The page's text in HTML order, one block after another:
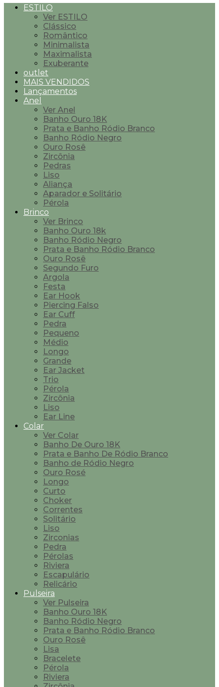
ESTILO
Ver ESTILO
Clássico
Romântico
Minimalista
Maximalista
Exuberante
outlet
MAIS VENDIDOS
Lançamentos
Anel
Ver Anel
Banho Ouro 18K
Prata e Banho Ródio Branco
Banho Ródio Negro
Ouro Rosê
Zircônia
Pedras
Liso
Aliança
Aparador e Solitário
Pérola
Brinco
Ver Brinco
Banho Ouro 18k
Banho Ródio Negro
Prata e Banho Ródio Branco
Ouro Rosê
Segundo Furo
Argola
Festa
Ear Hook
Piercing Falso
Ear Cuff
Pedra
Pequeno
Médio
Longo
Grande
Ear Jacket
Trio
Pérola
Zircônia
Liso
Ear Line
Colar
Ver Colar
Banho De Ouro 18K
Prata e Banho De Ródio Branco
Banho de Ródio Negro
Ouro Rosé
Longo
Curto
Choker
Correntes
Solitário
Liso
Zirconias
Pedra
Pérolas
Riviera
Escapulário
Relicário
Pulseira
Ver Pulseira
Banho Ouro 18K
Banho Ródio Negro
Prata e Banho Ródio Branco
Ouro Rosê
Lisa
Bracelete
Pérola
Riviera